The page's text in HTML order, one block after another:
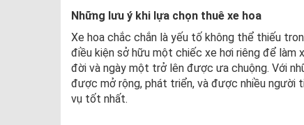
Những lưu ý khi lựa chọn thuê xe hoa
Xe hoa chắc chắn là yếu tố không thể thiếu
điều kiện sở hữu một chiếc xe hơi riêng để
đời và ngày một trở lên được ưa chuộng. Với
được mở rộng, phát triển, và được nhiều người
vụ tốt nhất.